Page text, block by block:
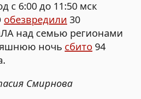
с 6:00 до 11:50 мск
обезвредили 30
над семью регионами
ночь сбито 94
Смирнова